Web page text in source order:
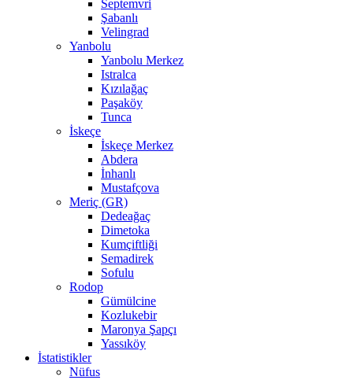
Septemvri
Şabanlı
Velingrad
Yanbolu
Yanbolu Merkez
Istralca
Kızılağaç
Paşaköy
Tunca
İskeçe
İskeçe Merkez
Abdera
İnhanlı
Mustafçova
Meriç (GR)
Dedeağaç
Dimetoka
Kumçiftliği
Semadirek
Sofulu
Rodop
Gümülcine
Kozlukebir
Maronya Şapçı
Yassıköy
İstatistikler
Nüfus